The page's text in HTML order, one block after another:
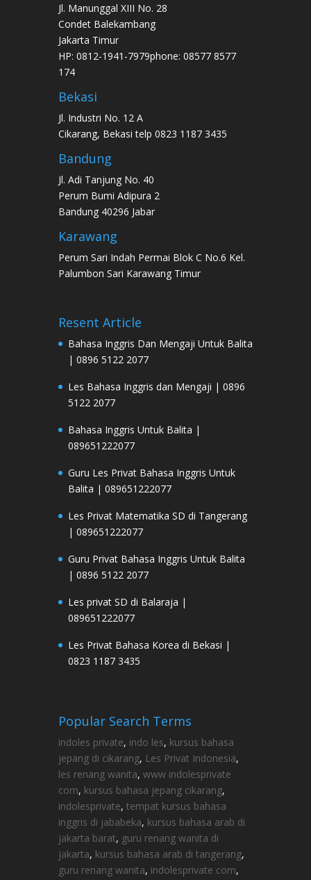
Jl. Manunggal XIII No. 28
Condet Balekambang
Jakarta Timur
HP: 0812-1941-7979phone: 08577 8577
174
Bekasi
Jl. Industri No. 12 A
Cikarang, Bekasi telp 0823 1187 3435
Bandung
Jl. Adi Tanjung No. 40
Perum Bumi Adipura 2
Bandung 40296 Jabar
Karawang
Perum Sari Indah Permai Blok C No.6 Kel.
Palumbon Sari Karawang Timur
Resent Article
Bahasa Inggris Dan Mengaji Untuk Balita
| 0896 5122 2077
Les Bahasa Inggris dan Mengaji | 0896
5122 2077
Bahasa Inggris Untuk Balita |
089651222077
Guru Les Privat Bahasa Inggris Untuk
Balita | 089651222077
Les Privat Matematika SD di Tangerang
| 089651222077
Guru Privat Bahasa Inggris Untuk Balita
| 0896 5122 2077
Les privat SD di Balaraja |
089651222077
Les Privat Bahasa Korea di Bekasi |
0823 1187 3435
Popular Search Terms
indoles private, indo les, kursus bahasa
jepang di cikarang, Les Privat Indonesia,
les renang wanita, www indolesprivate
com, kursus bahasa jepang cikarang,
indolesprivate, tempat kursus bahasa
inggris di jababeka, kursus bahasa arab di
jakarta barat, guru renang wanita di
jakarta, kursus bahasa arab di tangerang,
guru renang wanita, indolesprivate com,